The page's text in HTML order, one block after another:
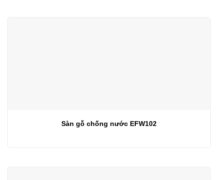
Sàn gỗ chống nước EFW102